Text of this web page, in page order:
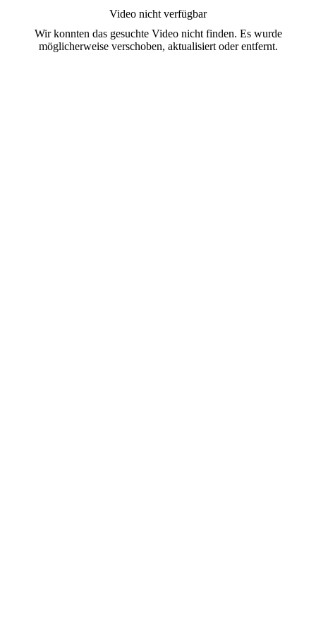
Video nicht verfügbar
Wir konnten das gesuchte Video nicht finden. Es wurde
möglicherweise verschoben, aktualisiert oder entfernt.